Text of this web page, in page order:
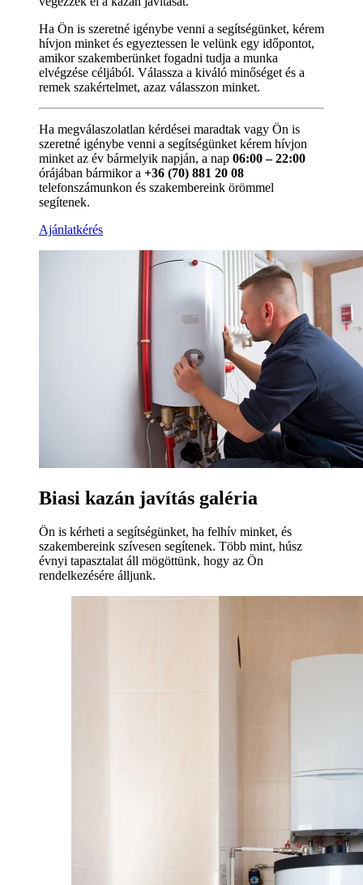
Ha Ön is szeretné igénybe venni a segítségünket, kérem
hívjon minket és egyeztessen le velünk egy időpontot,
amikor szakemberünket fogadni tudja a munka
elvégzése céljából. Válassza a kiváló minőséget és a
remek szakértelmet, azaz válasszon minket.
Ha megválaszolatlan kérdései maradtak vagy Ön is
szeretné igénybe venni a segítségünket kérem hívjon
minket az év bármelyik napján, a nap 06:00 – 22:00
órájában bármikor a +36 (70) 881 20 08
telefonszámunkon és szakembereink örömmel
segítenek.
Ajánlatkérés
Biasi kazán javítás galéria
Ön is kérheti a segítségünket, ha felhív minket, és
szakembereink szívesen segítenek. Több mint, húsz
évnyi tapasztalat áll mögöttünk, hogy az Ön
rendelkezésére álljunk.